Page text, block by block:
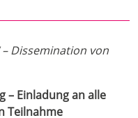
– Dissemination von
– Einladung an alle
Teilnahme